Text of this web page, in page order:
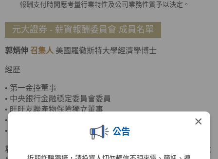
×
公告
報酬支付時間應考量行業特性及公司業務性質予以決定。
元大證券 - 薪資報酬委員會 成員名單
郭炳伸 召集人 美國羅徹斯特大學經濟學博士
經歷
• 第一金控董事
• 中央銀行金融穩定委員會委員
• 旺旺友聯產物保險獨立董事
•
•
袁惠兒
美國密蘇里大學會計碩士、美國南伊利諾大